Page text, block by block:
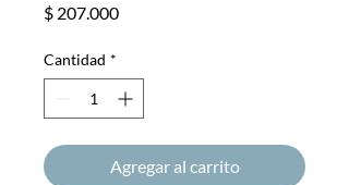
$ 207.000Precio
Cantidad *
Agregar al carrito